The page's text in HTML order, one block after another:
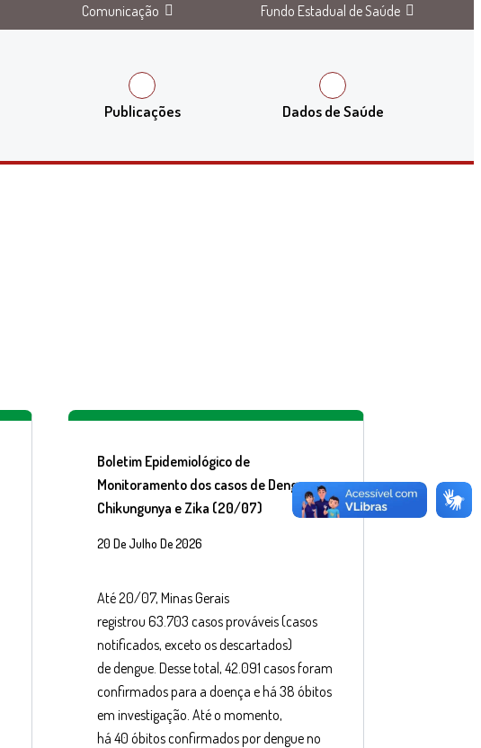
Comunicação Fundo Estadual de Saúde
Publicações Dados de Saúde
Boletim Epidemiológico de
Monitoramento dos casos de Dengue,
Chikungunya e Zika (20/07)
20 De Julho De 2026
Até 20/07, Minas Gerais
registrou 63.703 casos prováveis (casos
notificados, exceto os descartados)
de dengue. Desse total, 42.091 casos foram
confirmados para a doença e há 38 óbitos
em investigação. Até o momento,
há 40 óbitos confirmados por dengue no